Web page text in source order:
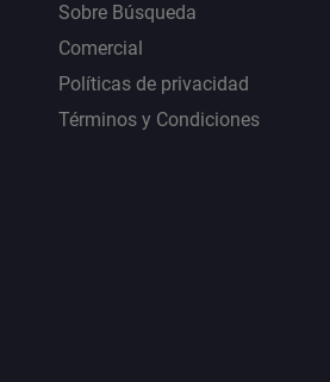
Sobre Búsqueda
Comercial
Políticas de privacidad
Términos y Condiciones